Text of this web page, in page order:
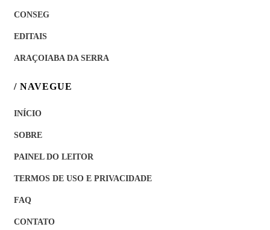
CONSEG
EDITAIS
ARAÇOIABA DA SERRA
/ NAVEGUE
INÍCIO
SOBRE
PAINEL DO LEITOR
TERMOS DE USO E PRIVACIDADE
FAQ
CONTATO